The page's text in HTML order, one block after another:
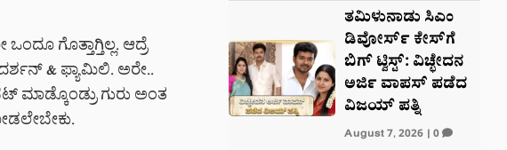
ಗೊತ್ತಾಗ್ತಿಲ್ಲ. ಆದ್ರೆ
& ಫ್ಯಾಮಿಲಿ. ಅರೇ..
ಗುರು ಅಂತ
ತಮಿಳುನಾಡು ಸಿಎಂ
ಡಿವೋರ್ಸ್ ಕೇಸ್‌ಗೆ
ಬಿಗ್ ಟ್ವಿಸ್ಟ್: ವಿಚ್ಛೇದನ
ಅರ್ಜಿ ವಾಪಸ್ ಪಡೆದ
ವಿಜಯ್ ಪತ್ನಿ
August 7, 2026| 0